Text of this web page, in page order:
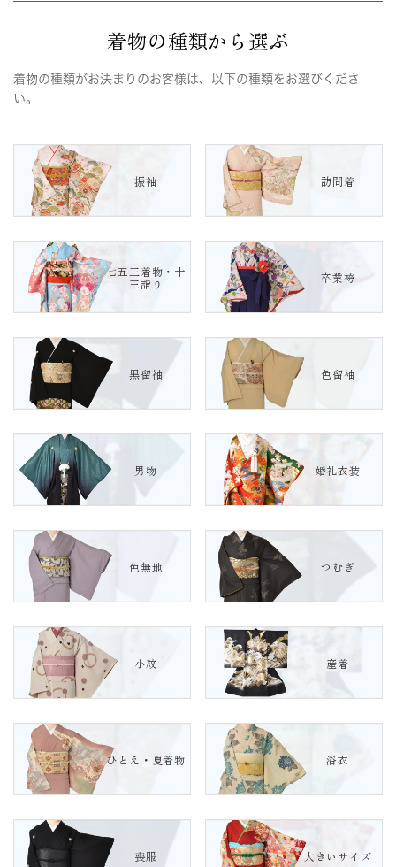
着物の種類から選ぶ
着物の種類がお決まりのお客様は、以下の種類をお選びくださ
い。
振袖 訪問着
七五三着物・十
三詣り
卒業袴
黒留袖 色留袖
男物 婚礼衣装
色無地 つむぎ
小紋 産着
ひとえ・夏着物 浴衣
喪服 大きいサイズ